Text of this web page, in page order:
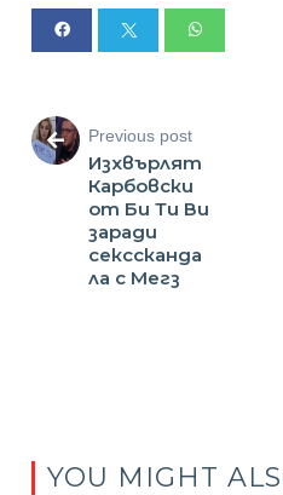
Previous post
Изхвърлят
Карбовски
от Би Ти Ви
заради
секссканда
ла с Мегз
YOU MIGHT